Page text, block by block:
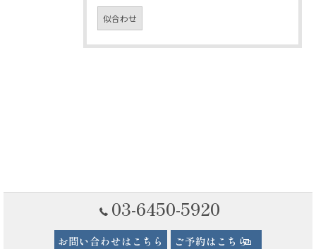
似合わせ
03-6450-5920
お問い合わせはこちら ご予約はこちら